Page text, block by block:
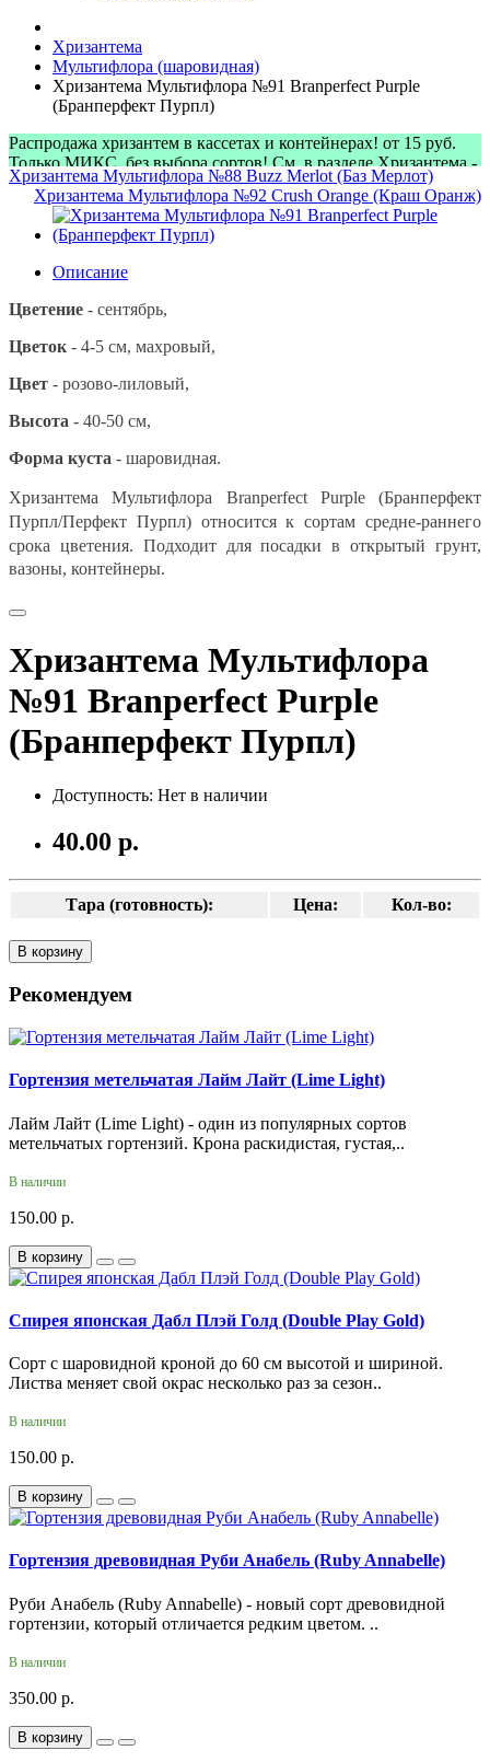
Хризантема
Мультифлора (шаровидная)
Хризантема Мультифлора №91 Branperfect Purple
(Бранперфект Пурпл)
Распродажа хризантем в кассетах и контейнерах! от 15 руб.
Только МИКС, без выбора сортов! См. в разделе Хризантема -
> Микс-наборы
Хризантема Мультифлора №88 Buzz Merlot (Баз Мерлот)
Хризантема Мультифлора №92 Crush Orange (Краш Оранж)
Описание
Цветение - сентябрь,
Цветок - 4-5 см, махровый,
Цвет - розово-лиловый,
Высота - 40-50 см,
Форма куста - шаровидная.
Хризантема Мультифлора Branperfect Purple (Бранперфект
Пурпл/Перфект Пурпл) относится к сортам средне-раннего
срока цветения. Подходит для посадки в открытый грунт,
вазоны, контейнеры.
Хризантема Мультифлора
№91 Branperfect Purple
(Бранперфект Пурпл)
Доступность: Нет в наличии
40.00 р.
Тара (готовность): Цена: Кол-во:
В корзину
Рекомендуем
Гортензия метельчатая Лайм Лайт (Lime Light)
Лайм Лайт (Lime Light) - один из популярных сортов
метельчатых гортензий. Крона раскидистая, густая,..
В наличии
150.00 р.
В корзину
Спирея японская Дабл Плэй Голд (Double Play Gold)
Сорт с шаровидной кроной до 60 см высотой и шириной.
Листва меняет свой окрас несколько раз за сезон..
В наличии
150.00 р.
В корзину
Гортензия древовидная Руби Анабель (Ruby Annabelle)
Руби Анабель (Ruby Annabelle) - новый сорт древовидной
гортензии, который отличается редким цветом. ..
В наличии
350.00 р.
В корзину